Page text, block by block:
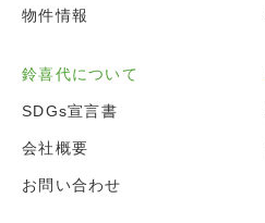
物件情報
鈴喜代について
SDGs宣言書
会社概要
お問い合わせ